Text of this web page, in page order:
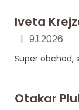
Iveta
Hodnocení
| 9.1.2026
Super obchod,
Otakar